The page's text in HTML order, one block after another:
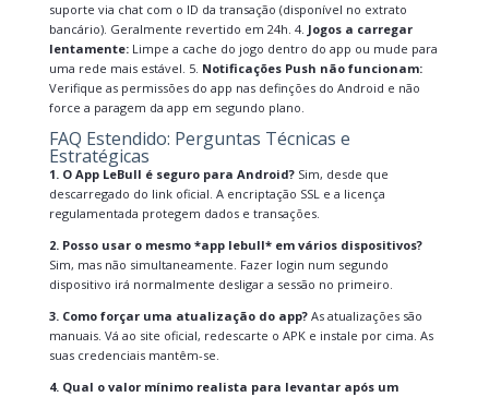
suporte via chat com o ID da transação (disponível no extrato
bancário). Geralmente revertido em 24h. 4. Jogos a carregar
lentamente:Limpe a cache do jogo dentro do app ou mude para
uma rede mais estável. 5. Notificações Push não funcionam:
Verifique as permissões do app nas definções do Android e não
force a paragem da app em segundo plano.
FAQ Estendido: Perguntas Técnicas e
Estratégicas
1. O App LeBull é seguro para Android?Sim, desde que
descarregado do link oficial. A encriptação SSL e a licença
regulamentada protegem dados e transações.
2. Posso usar o mesmo *app lebull* em vários dispositivos?
Sim, mas não simultaneamente. Fazer login num segundo
dispositivo irá normalmente desligar a sessão no primeiro.
3. Como forçar uma atualização do app?As atualizações são
manuais. Vá ao site oficial, redescarte o APK e instale por cima. As
suas credenciais mantêm-se.
4. Qual o valor mínimo realista para levantar após um